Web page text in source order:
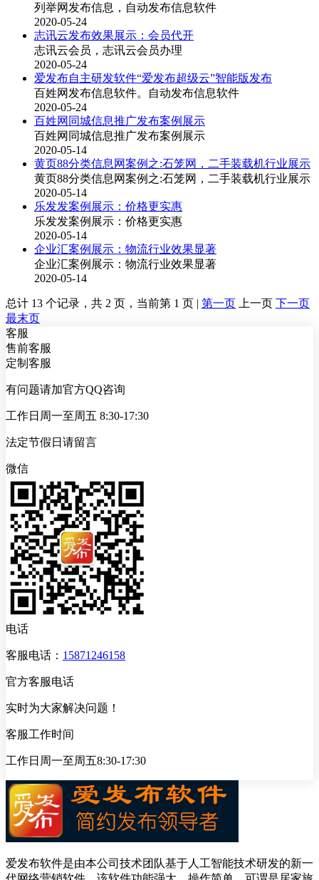
列举网发布信息，自动发布信息软件
2020-05-24
志讯云发布效果展示：会员代开
志讯云会员，志讯云会员办理
2020-05-24
爱发布自主研发软件“爱发布超级云”智能版发布
百姓网发布信息软件。自动发布信息软件
2020-05-24
百姓网同城信息推广发布案例展示
百姓网同城信息推广发布案例展示
2020-05-14
黄页88分类信息网案例之:石笼网，二手装载机行业展示
黄页88分类信息网案例之:石笼网，二手装载机行业展示
2020-05-14
乐发发案例展示：价格更实惠
乐发发案例展示：价格更实惠
2020-05-14
企业汇案例展示：物流行业效果显著
企业汇案例展示：物流行业效果显著
2020-05-14
总计 13 个记录，共 2 页，当前第 1 页 | 第一页 上一页 下一页
最末页
客服
售前客服
定制客服
有问题请加官方QQ咨询
工作日周一至周五 8:30-17:30
法定节假日请留言
微信
电话
客服电话： 15871246158
官方客服电话
实时为大家解决问题！
客服工作时间
工作日周一至周五8:30-17:30
爱发布软件是由本公司技术团队基于人工智能技术研发的新一